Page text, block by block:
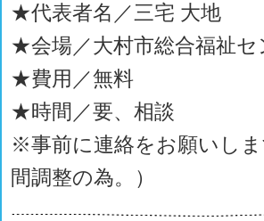
★代表者名／三宅 大地
★会場／大村市総合福祉セ
★費用／無料
★時間／要、相談
※事前に連絡をお願いし
間調整の為。）